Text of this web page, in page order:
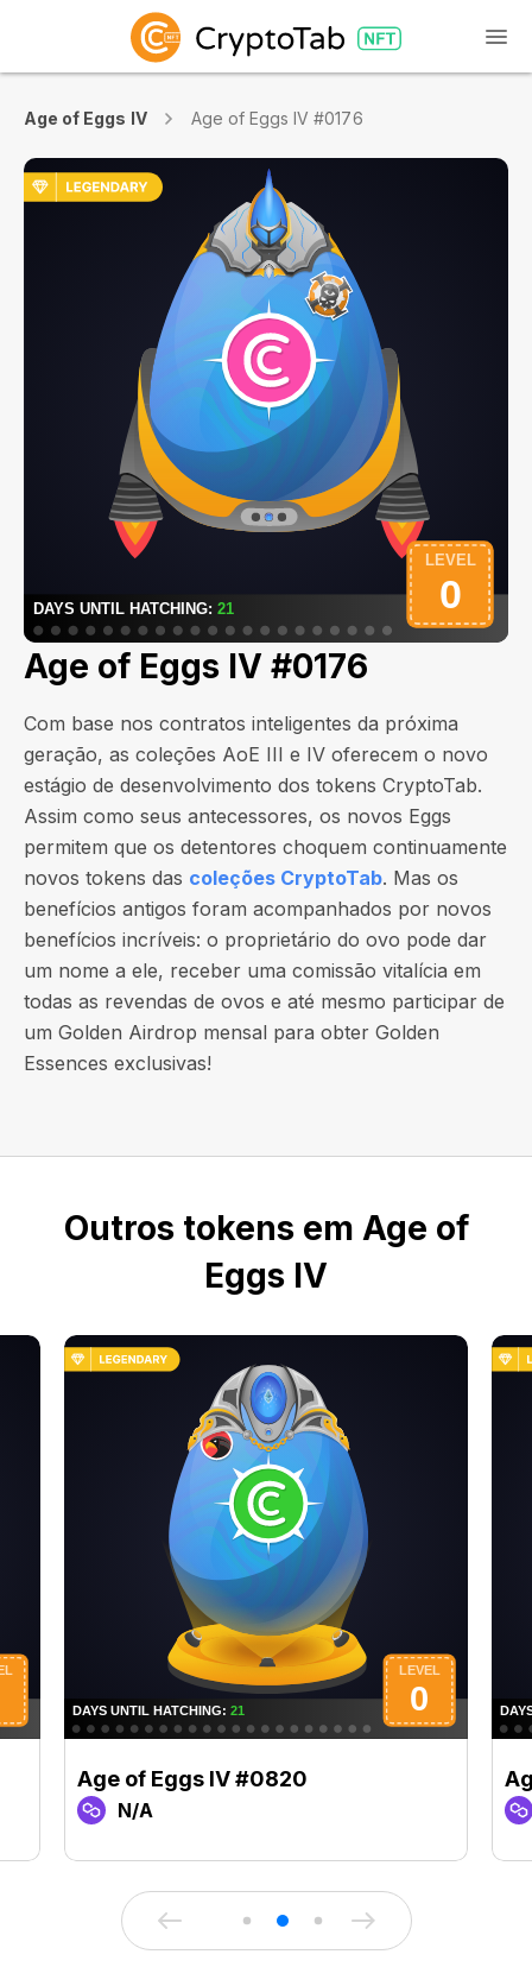
Age of Eggs IV Age of Eggs IV #0176
Age of Eggs IV #0176
Com base nos contratos inteligentes da próxima
geração, as coleções AoE III e IV oferecem o novo
estágio de desenvolvimento dos tokens CryptoTab.
Assim como seus antecessores, os novos Eggs
permitem que os detentores choquem continuamente
novos tokens das coleções CryptoTab. Mas os
benefícios antigos foram acompanhados por novos
benefícios incríveis: o proprietário do ovo pode dar
um nome a ele, receber uma comissão vitalícia em
todas as revendas de ovos e até mesmo participar de
um Golden Airdrop mensal para obter Golden
Essences exclusivas!
Outros tokens em Age of
Eggs IV
Age of Eggs IV #0820
N/A